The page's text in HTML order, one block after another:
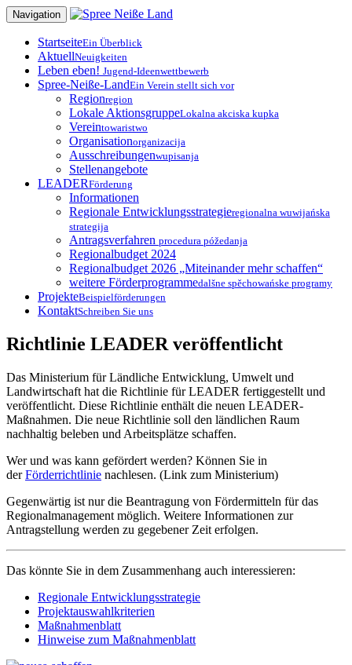
Zum
Inhalt
springen
Navigation
StartseiteEin Überblick
AktuellNeuigkeiten
Leben eben! Jugend-Ideenwettbewerb
Spree-Neiße-LandEin Verein stellt sich vor
Regionregion
Lokale AktionsgruppeLokalna akciska kupka
Vereintowaristwo
Organisationorganizacija
Ausschreibungenwupisanja
Stellenangebote
LEADERFörderung
Informationen
Regionale Entwicklungsstrategieregionalna wuwijańska
strategija
Antragsverfahren procedura póžedanja
Regionalbudget 2024
Regionalbudget 2026 „Miteinander mehr schaffen“
weitere Förderprogrammedalšne spěchowańske programy
ProjekteBeispielförderungen
KontaktSchreiben Sie uns
Richtlinie LEADER veröffentlicht
Das Ministerium für Ländliche Entwicklung, Umwelt und
Landwirtschaft hat die Richtlinie für LEADER fertiggestellt und
veröffentlicht. Diese Richtlinie enthält die neuen LEADER-
Maßnahmen. Die neue Richtlinie soll den ländlichen Raum
nachhaltig beleben und Arbeitsplätze schaffen.
Wer und was kann gefördert werden? Können Sie in
derFörderrichtlinie nachlesen. (Link zum Ministerium)
Gegenwärtig ist nur die Beantragung von Fördermitteln für das
Regionalmanagement möglich. Weitere Informationen zur
Antragstellung werden zu gegebener Zeit erfolgen.
Das könnte Sie in dem Zusammenhang auch interessieren:
Regionale Entwicklungsstrategie
Projektauswahlkriterien
Maßnahmenblatt
Hinweise zum Maßnahmenblatt